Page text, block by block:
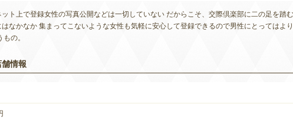
ト上で登録女性の写真公開などは一切していない だからこそ、交際倶楽部に二の足を踏
なかなか 集まってこないような女性も気軽に安心して登録できるので男性にとってはよ
の。
情報